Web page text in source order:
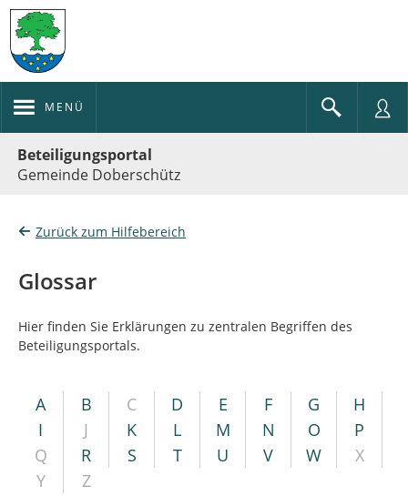
MENÜ
Beteiligungsportal
Gemeinde Doberschütz
Zurück zum Hilfebereich
Glossar
Hier finden Sie Erklärungen zu zentralen Begriffen des
Beteiligungsportals.
A B C D E F G
H
I
J K L M N O
P
Q
R S T U V W
X
Y
Z